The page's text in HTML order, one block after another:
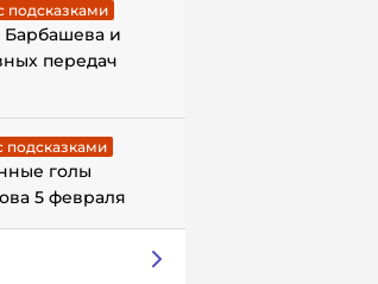
подсказками
Барбашева и
передач
подсказками
голы
5 февраля